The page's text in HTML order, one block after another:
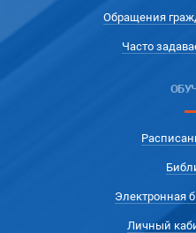
Обращения
Часто
Электронная
Личный